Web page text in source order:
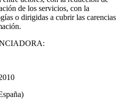
de los servicios, con la
o dirigidas a cubrir las carencias